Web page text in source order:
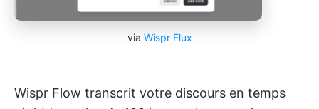
via Wispr Flux
Wispr Flow transcrit votre discours en temps